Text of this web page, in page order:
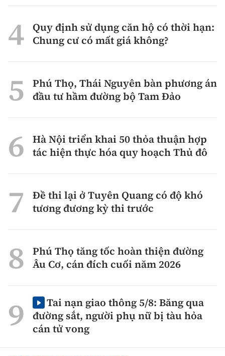
Quy định sử dụng căn hộ có thời hạn:
Chung cư có mất giá không?
Phú Thọ, Thái Nguyên bàn phương án
đầu tư hầm đường bộ Tam Đảo
Hà Nội triển khai 50 thỏa thuận hợp
tác hiện thực hóa quy hoạch Thủ đô
Đề thi lại ở Tuyên Quang có độ khó
tương đương kỳ thi trước
Phú Thọ tăng tốc hoàn thiện đường
Âu Cơ, cán đích cuối năm 2026
Tai nạn giao thông 5/8: Băng qua
đường sắt, người phụ nữ bị tàu hỏa
cán tử vong